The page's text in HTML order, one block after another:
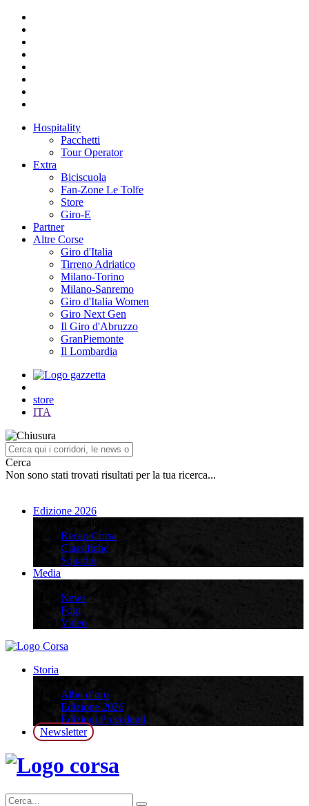
Hospitality
Pacchetti
Tour Operator
Extra
Biciscuola
Fan-Zone Le Tolfe
Store
Giro-E
Partner
Altre Corse
Giro d'Italia
Tirreno Adriatico
Milano-Torino
Milano-Sanremo
Giro d'Italia Women
Giro Next Gen
Il Giro d'Abruzzo
GranPiemonte
Il Lombardia
store
ITA
Cerca
Non sono stati trovati risultati per la tua ricerca...
Edizione 2026
Recap Corsa
Classifiche
Squadre
Media
News
Foto
Video
Storia
Albo d’oro
Edizione 2026
Edizioni Precedenti
Newsletter